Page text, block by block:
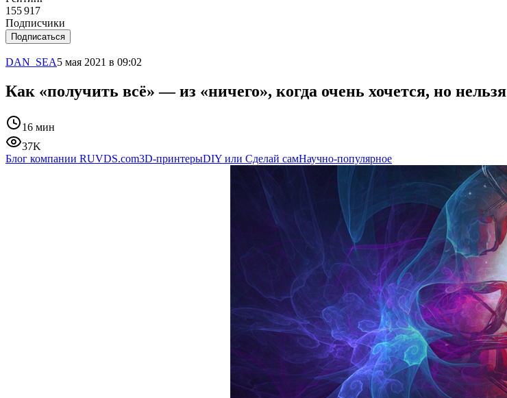
155 917
Подписчики
Подписаться
DAN_SEA5 мая 2021 в 09:02
Как «получить всё» — из «ничего», когда очень хочется, но нельзя
16 мин
37K
Блог компании RUVDS.com3D-принтерыDIY или Сделай самНаучно-популярное